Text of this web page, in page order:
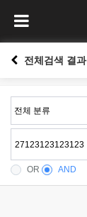
전체검색 결과
OR AND